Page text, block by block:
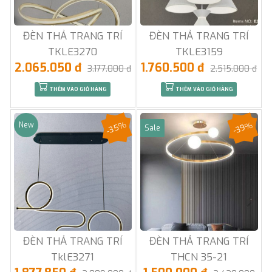
ĐÈN THẢ TRANG TRÍ
TKLE3270
2.065.050 đ 3.177.000 đ
THÊM VÀO GIỎ HÀNG
ĐÈN THẢ TRANG TRÍ
TKLE3159
1.760.500 đ 2.515.000 đ
THÊM VÀO GIỎ HÀNG
New
ĐÈN THẢ TRANG TRÍ
TklE3271
-35% Sale
ĐÈN THẢ TRANG TRÍ
THCN 35-21
-39%